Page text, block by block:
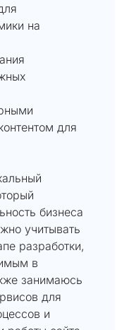
на
для
бизнеса
учитывать
разработки,
в
занимаюсь
для
и